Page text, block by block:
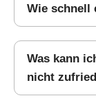
Wie schnell
Was kann
nicht